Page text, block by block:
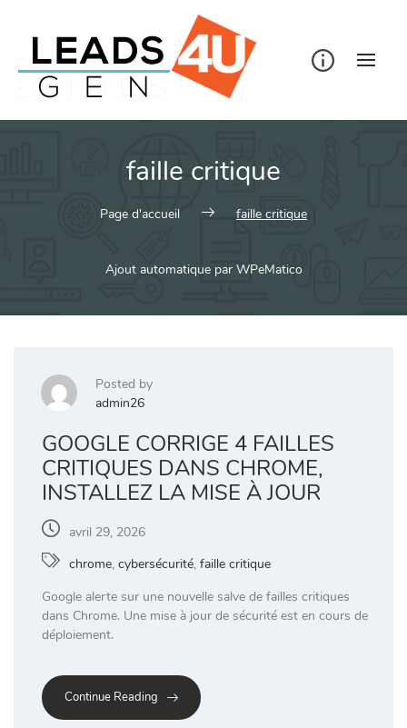
faille critique
Page d'accueil faille critique
Ajout automatique par WPeMatico
Posted by
admin26
GOOGLE CORRIGE 4 FAILLES
CRITIQUES DANS CHROME,
INSTALLEZ LA MISE À JOUR
avril 29, 2026
chrome, cybersécurité, faille critique
Google alerte sur une nouvelle salve de failles critiques
dans Chrome. Une mise à jour de sécurité est en cours de
déploiement.
Continue Reading